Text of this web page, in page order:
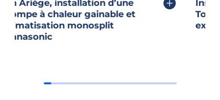
Toutes les chaudières à pellets des marques que
d’une
gainable et
Installation
Tournefeuille (31) : un